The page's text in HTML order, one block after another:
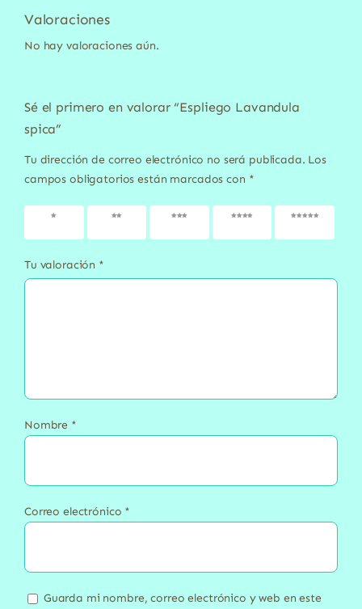
Valoraciones
No hay valoraciones aún.
Sé el primero en valorar “Espliego Lavandula
spica”
Tu dirección de correo electrónico no será publicada. Los
campos obligatorios están marcados con *
1 de 5
2 de 5
3 de 5
4 de 5
5 de 5
Tu valoración *
Nombre *
Correo electrónico *
Guarda mi nombre, correo electrónico y web en este